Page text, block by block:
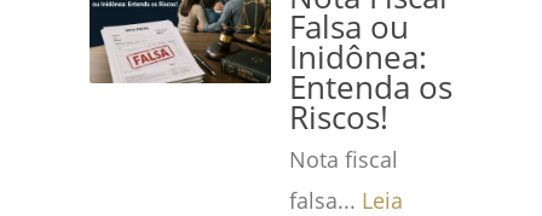
Falsa ou
Inidônea:
Entenda os
Riscos!
Nota fiscal
falsa... Leia